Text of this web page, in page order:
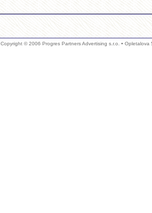
Copyright © 2006 Progres Partners Advertising s.r.o. • Opletalova